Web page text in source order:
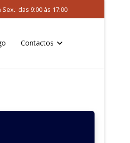
Sex.: das 9:00 às 17:00
Contactos